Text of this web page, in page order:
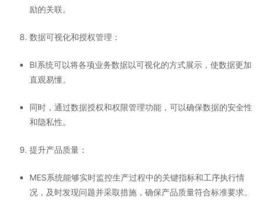
励的关联。
数据可视化和授权管理 ：
BI系统可以将各项业务数据以可视化的方式展示，使数据更加
直观易懂。
同时，通过数据授权和权限管理功能，可以确保数据的安全性
和隐私性。
提升产品质量 ：
MES系统能够实时监控生产过程中的关键指标和工序执行情
况，及时发现问题并采取措施，确保产品质量符合标准要求。